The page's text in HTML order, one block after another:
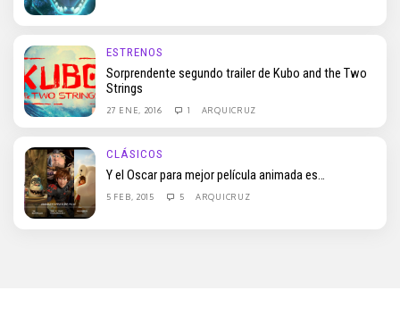
ESTRENOS
Sorprendente segundo trailer de Kubo and the Two
Strings
27 ENE, 2016 1 ARQUICRUZ
CLÁSICOS
Y el Oscar para mejor película animada es…
5 FEB, 2015 5 ARQUICRUZ